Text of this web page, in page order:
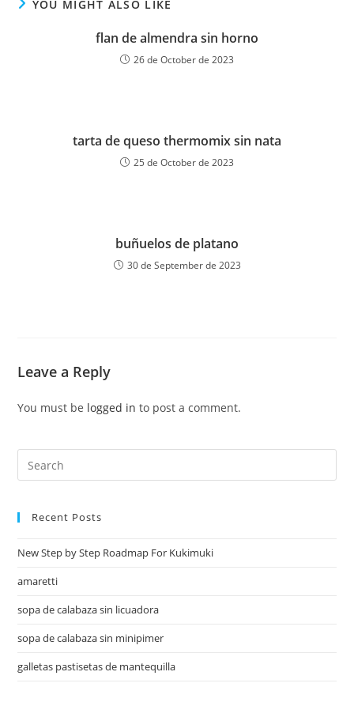
YOU MIGHT ALSO LIKE
flan de almendra sin horno
26 de October de 2023
tarta de queso thermomix sin nata
25 de October de 2023
buñuelos de platano
30 de September de 2023
Leave a Reply
You must be logged in to post a comment.
Recent Posts
New Step by Step Roadmap For Kukimuki
amaretti
sopa de calabaza sin licuadora
sopa de calabaza sin minipimer
galletas pastisetas de mantequilla